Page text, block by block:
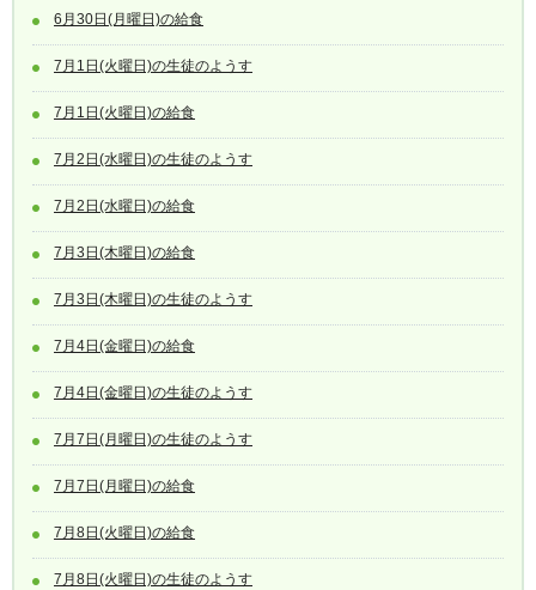
6月30日(月曜日)の給食
7月1日(火曜日)の生徒のようす
7月1日(火曜日)の給食
7月2日(水曜日)の生徒のようす
7月2日(水曜日)の給食
7月3日(木曜日)の給食
7月3日(木曜日)の生徒のようす
7月4日(金曜日)の給食
7月4日(金曜日)の生徒のようす
7月7日(月曜日)の生徒のようす
7月7日(月曜日)の給食
7月8日(火曜日)の給食
7月8日(火曜日)の生徒のようす